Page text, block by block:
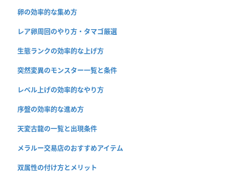
卵の効率的な集め方
レア卵周回のやり方・タマゴ厳選
生態ランクの効率的な上げ方
突然変異のモンスター一覧と条件
レベル上げの効率的なやり方
序盤の効率的な進め方
天変古龍の一覧と出現条件
メラルー交易店のおすすめアイテム
双属性の付け方とメリット